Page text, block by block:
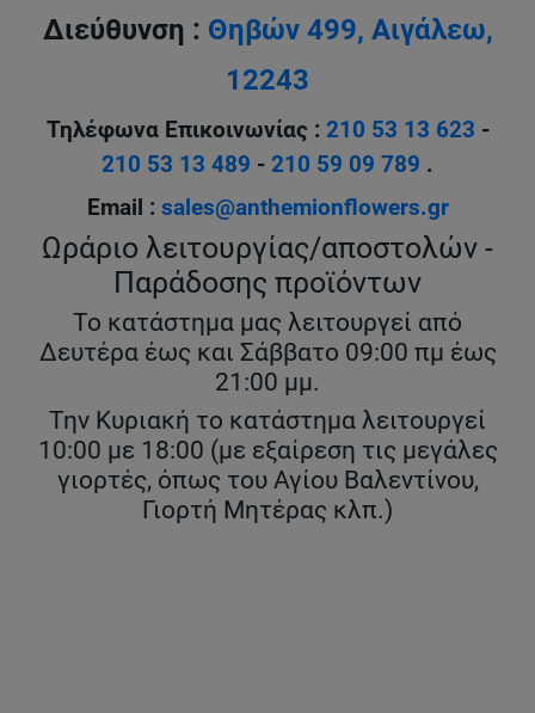
Διεύθυνση : Θηβών 499, Αιγάλεω,
12243
Τηλέφωνα Επικοινωνίας : 210 53 13 623 -
210 53 13 489 - 210 59 09 789 .
Email : sales@anthemionflowers.gr
Ωράριο λειτουργίας/αποστολών -
Παράδοσης προϊόντων
Το κατάστημα μας λειτουργεί από
Δευτέρα έως και Σάββατο 09:00 πμ έως
21:00 μμ.
Την Κυριακή το κατάστημα λειτουργεί
10:00 με 18:00 (με εξαίρεση τις μεγάλες
γιορτές, όπως του Αγίου Βαλεντίνου,
Γιορτή Μητέρας κλπ.)